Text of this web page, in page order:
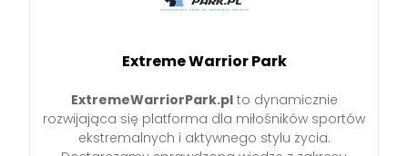
Extreme Warrior Park
ExtremeWarriorPark.plto dynamicznie
rozwijająca się platforma dla miłośników sportów
ekstremalnych i aktywnego stylu życia.